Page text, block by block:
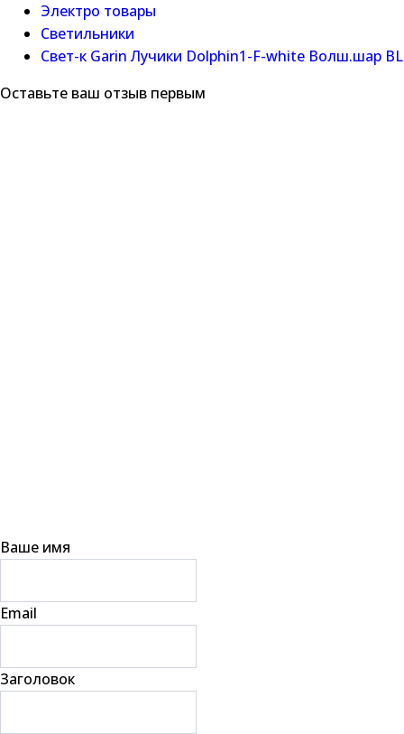
Электро товары
Светильники
Свет-к Garin Лучики Dolphin1-F-white Волш.шар
Оставьте ваш отзыв первым
Ваше имя
Email
Заголовок